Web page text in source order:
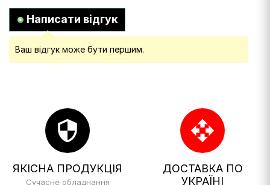
Написати відгук
Ваш відгук може бути першим.
security
ЯКІСНА ПРОДУКЦІЯ
Сучасне обладнання
open_with
ДОСТАВКА ПО
УКРАЇНІ